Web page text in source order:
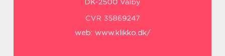
web: www.klikko.dk/